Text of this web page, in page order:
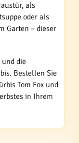
als
oder als
Garten – dieser
und die
Bestellen Sie
Tom Fox und
in Ihrem